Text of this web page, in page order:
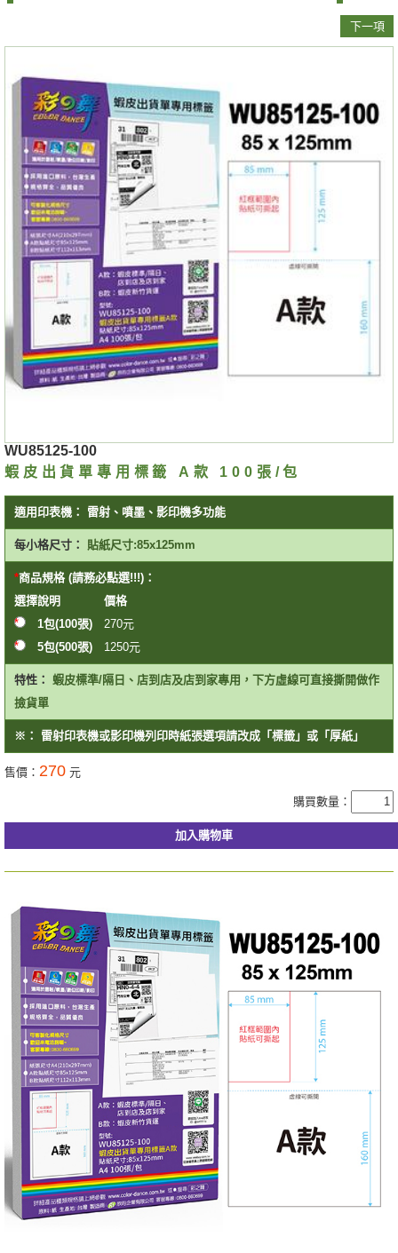
下一項
WU85125-100
蝦皮出貨單專用標籤 A款 100張/包
適用印表機： 雷射、噴墨、影印機多功能
每小格尺寸： 貼紙尺寸:85x125mm
商品規格 (請務必點選!!!)：
選擇說明
價格
1包(100張)
270元
5包(500張) 1250元
特性：
蝦皮標準/隔日、店到店及店到家專用，下方虛線可直接撕開做作
撿貨單
※： 雷射印表機或影印機列印時紙張選項請改成「標籤」或「厚紙」
售價： 270 元
購買數量：